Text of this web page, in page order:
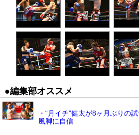
●編集部オススメ
・“月イチ”健太が8ヶ月ぶりの
風脚に自信